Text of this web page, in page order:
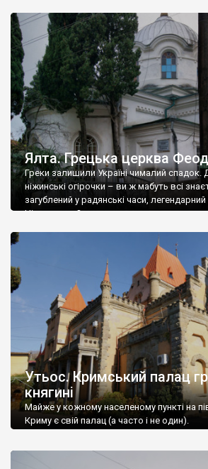
Ялта. Грецька церква
Греки залишили Україні чималий спадок.
ніжинські огірочки – ви ж мабуть всі
загублений у радянські часи,
Ніжин греки?
Утьос. Кримський палац
княгині
Майже у кожному населеному пункті на
Криму є свій палац (а часто і не один).